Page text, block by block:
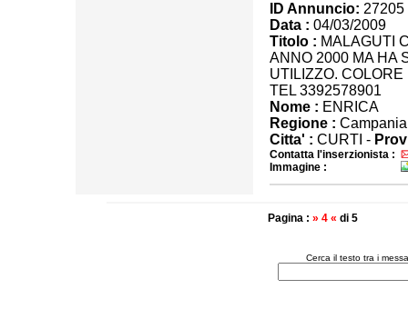
ID Annuncio: 27205
Data : 04/03/2009
Titolo : MALAGUTI
ANNO 2000 MA HA
UTILIZZO.
TEL 3392578901
Nome : ENRICA
Regione : Campania
Citta' : CURTI -
Contatta l'inserzionista :
Immagine :
Pagina : » 4 « di 5
Cerca il testo tra i